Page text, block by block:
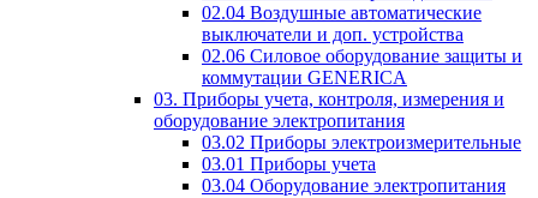
02.04 Воздушные автоматические
выключатели и доп. устройства
02.06 Силовое оборудование защиты и
коммутации GENERICA
03. Приборы учета, контроля, измерения и
оборудование электропитания
03.02 Приборы электроизмерительные
03.01 Приборы учета
03.04 Оборудование электропитания